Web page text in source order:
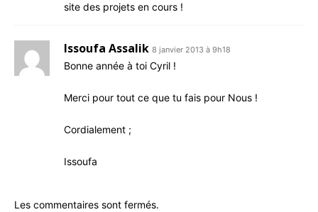
site des pro­jets en cours !
Issoufa Assalik 8 janvier 2013 à 9h18
Bonne année à toi Cyril !
Mer­ci pour tout ce que tu fais pour Nous !
Cor­dia­le­ment ;
Issou­fa
Les commentaires sont fermés.